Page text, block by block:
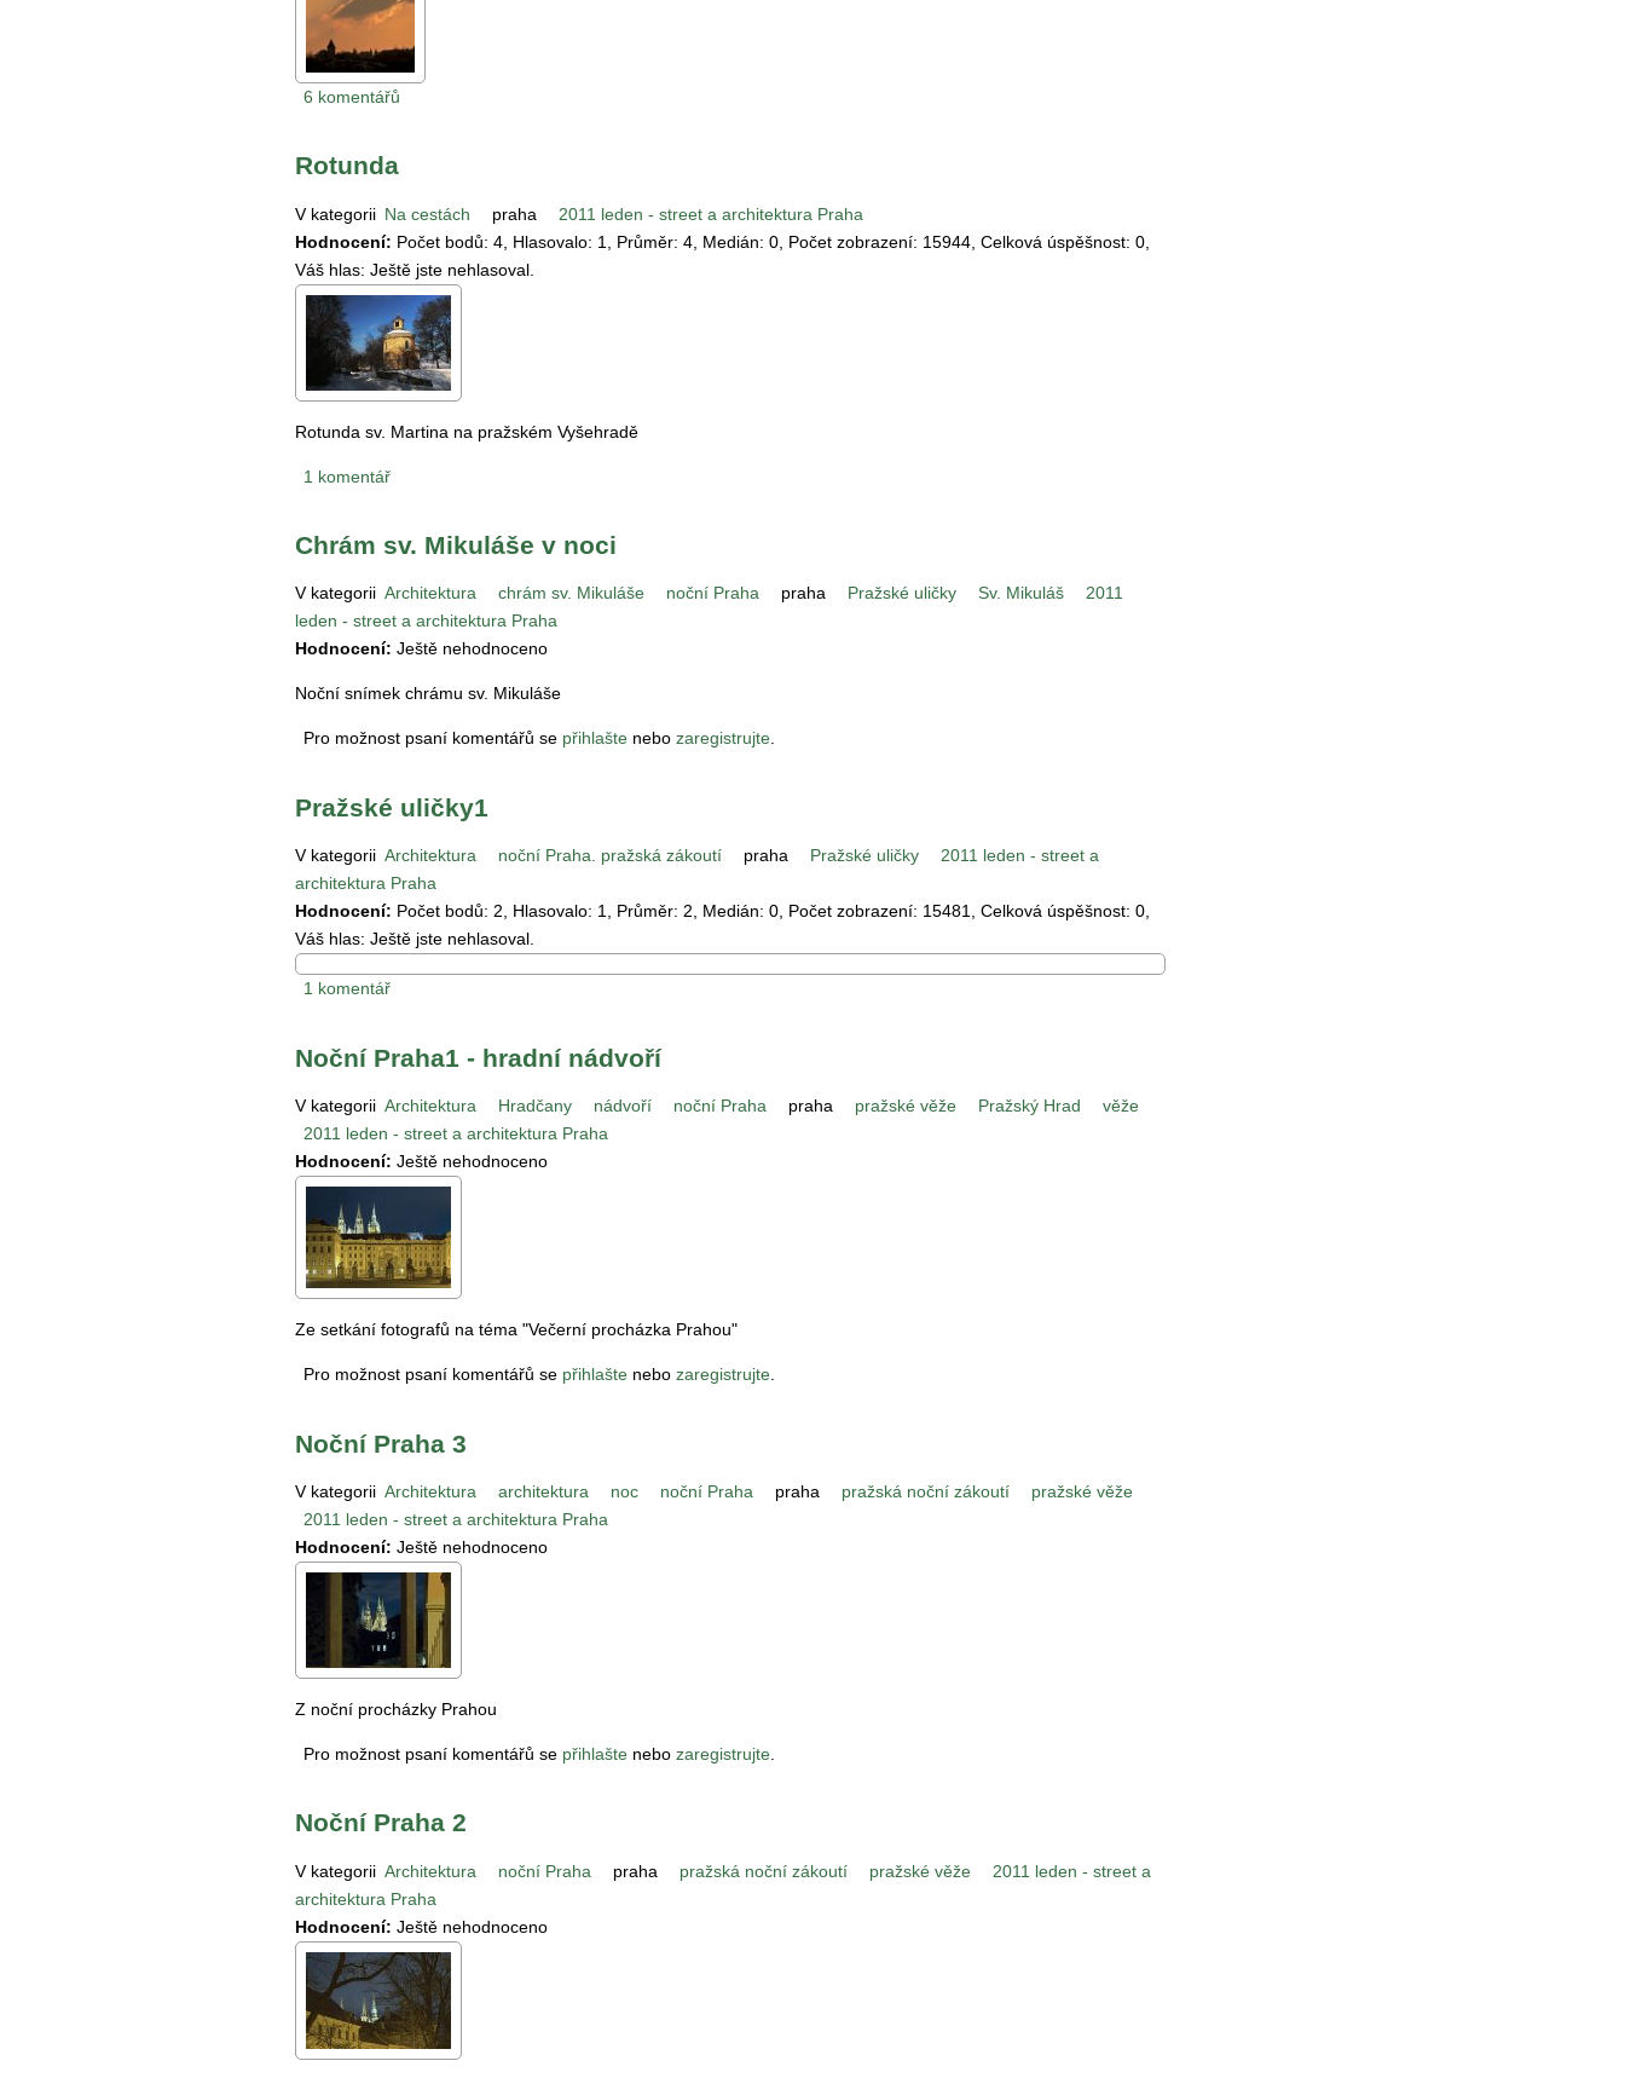
6 komentářů
Rotunda
V kategorii Na cestách praha
2011 leden - street a architektura Praha
Hodnocení: Počet bodů: 4 , Hlasovalo: 1 , Průměr: 4 , Medián: 0 , Počet zobrazení: 15944 , Celková úspěšnost: 0
Váš hlas: Ještě jste nehlasoval.
Rotunda sv. Martina na pražském Vyšehradě
1 komentář
Chrám sv. Mikuláše v noci
V kategorii Architektura chrám sv. Mikuláše noční Praha praha Pražské uličky Sv. Mikuláš
2011
leden - street a architektura Praha
Hodnocení: Ještě nehodnoceno
Noční snímek chrámu sv. Mikuláše
Pro možnost psaní komentářů se přihlašte nebo zaregistrujte.
Pražské uličky1
V kategorii Architektura noční Praha. pražská zákoutí praha Pražské uličky
2011 leden - street a
architektura Praha
Hodnocení: Počet bodů: 2, Hlasovalo: 1, Průměr: 2, Medián: 0, Počet zobrazení: 15481, Celková úspěšnost: 0,
Váš hlas: Ještě jste nehlasoval.
1 komentář
Noční Praha1 - hradní nádvoří
V kategorii Architektura Hradčany nádvoří noční Praha praha pražské věže Pražský Hrad
věže
2011 leden - street a architektura Praha
Hodnocení: Ještě nehodnoceno
Ze setkání fotografů na téma "Večerní procházka Prahou"
Pro možnost psaní komentářů se přihlašte nebo zaregistrujte
Noční Praha 3
V kategorii Architektura architektura noc noční Praha praha pražská noční zákoutí
pražské věže
2011 leden - street a architektura Praha
Hodnocení: Ještě nehodnoceno
Z noční procházky Prahou
Pro možnost psaní komentářů se přihlašte nebo zaregistrujte
Noční Praha 2
V kategorii Architektura noční Praha praha pražská noční zákoutí pražské věže
2011 leden - street a
architektura Praha
Hodnocení: Ještě nehodnoceno